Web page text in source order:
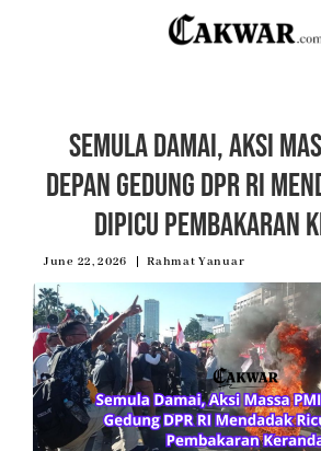
Semula Damai, Aksi
Depan Gedung DPR RI
Dipicu Pembakaran
June 22, 2026 Rahmat Yanuar